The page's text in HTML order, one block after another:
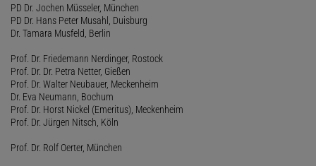
PD Dr. Jochen Müsseler, München
PD Dr. Hans Peter Musahl, Duisburg
Dr. Tamara Musfeld, Berlin
Prof. Dr. Friedemann Nerdinger, Rostock
Prof. Dr. Dr. Petra Netter, Gießen
Prof. Dr. Walter Neubauer, Meckenheim
Dr. Eva Neumann, Bochum
Prof. Dr. Horst Nickel (Emeritus), Meckenheim
Prof. Dr. Jürgen Nitsch, Köln
Prof. Dr. Rolf Oerter, München